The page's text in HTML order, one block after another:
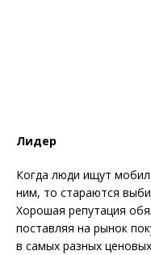
Лидер
Когда люди ищут
ним, то стараются
Хорошая репутация
поставляя на рынок
в самых разных